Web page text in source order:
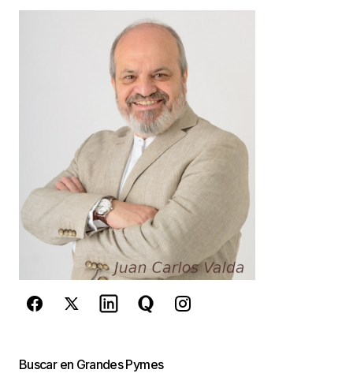
*
Guarda mi nombre, correo electrónico y web en
este navegador para la próxima vez que
comente.
Este sitio esta protegido por
reCAPTCHA y laPolítica de
privacidady losTérminos del servicio
de Google se aplican.
Buscar en Grandes Pymes